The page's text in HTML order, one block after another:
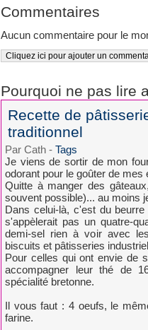
Commentaires
Aucun commentaire pour le
Pourquoi ne pas lire
Recette de
traditionnel
Par Cath - Tags
Je viens de sortir de mon
odorant pour le goûter de mes
Quitte à manger des
souvent possible)... au moins
Dans celui-là, c'est du
s'appèlerait pas un quatre-
demi-sel rien à voir avec
biscuits et pâtisseries
Pour celles qui ont envie de
accompagner leur thé de
spécialité bretonne.
Il vous faut : 4 oeufs, le
farine.